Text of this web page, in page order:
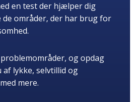
en test der hjælper dig
de områder, der har brug for
problemområder, og opdag
af lykke, selvtillid og
mere.